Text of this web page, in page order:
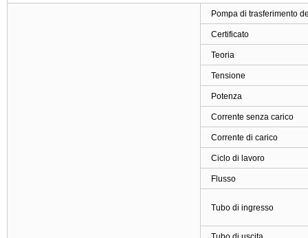
Pompa di trasferimento
Certificato
Teoria
Tensione
Potenza
Corrente senza carico
Corrente di carico
Ciclo di lavoro
Flusso
Tubo di ingresso